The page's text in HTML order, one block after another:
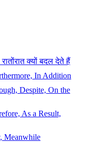
क्यों बदल देते हैं
In Addition
Despite, On the
As a Result,
Meanwhile